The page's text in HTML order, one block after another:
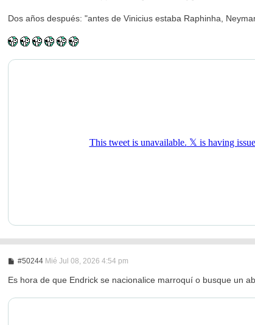
j
Dos años después: "antes de Vinicius estaba Raphinha,
#50244M
n
Mié Jul 08, 2026 4:54 pm
Es hora de que Endrick se nacionalice marroquí o busque un